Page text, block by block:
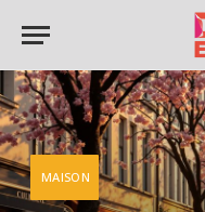
MAISON